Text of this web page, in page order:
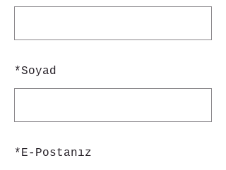
*Soyad
*E-Postanız